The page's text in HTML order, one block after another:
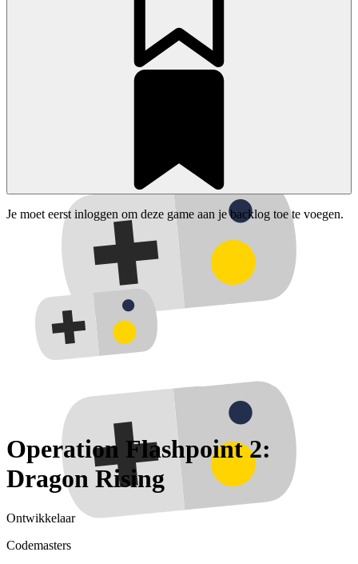
Je moet eerst inloggen om deze game aan je backlog toe te voegen.
Operation Flashpoint 2:
Dragon Rising
Ontwikkelaar
Codemasters